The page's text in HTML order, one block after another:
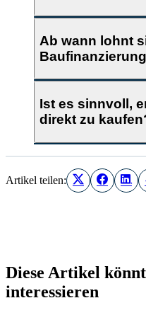
Ab wann lohnt
Ist es sinnvoll,
direkt zu
Artikel teilen:
Diese Artikel
interessieren